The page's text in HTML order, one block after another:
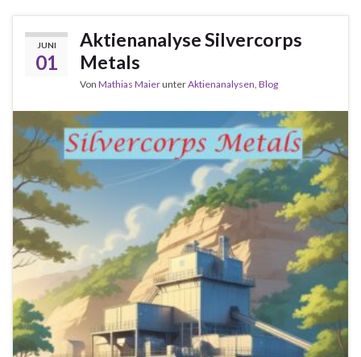
JUNI
01
Aktienanalyse Silvercorps
Metals
Von Mathias MaierunterAktienanalysen Blog